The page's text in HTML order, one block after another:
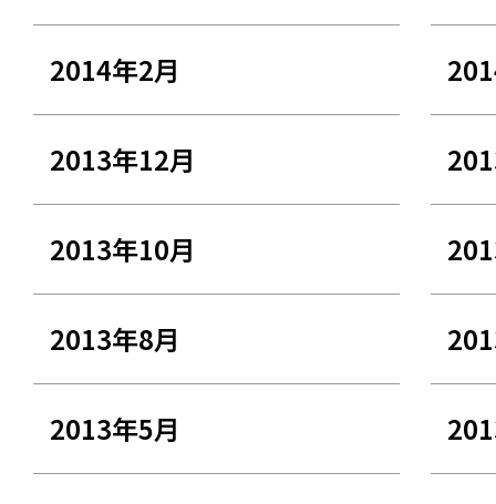
2014年2月
2013年12月
2013年10月
2013年8月
2013年5月